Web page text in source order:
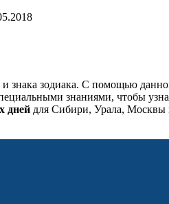
знака зодиака. С помощью
знаниями, чтобы
дней для Сибири, Урала, Москвы